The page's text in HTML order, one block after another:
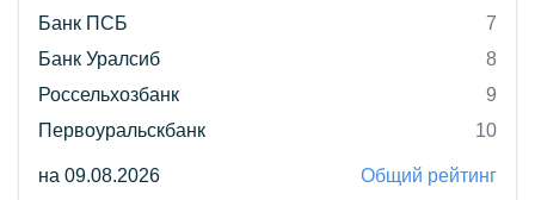
Банк ПСБ
7
Банк Уралсиб
8
Россельхозбанк
9
Первоуральскбанк
10
на 09.08.2026 Общий рейтинг